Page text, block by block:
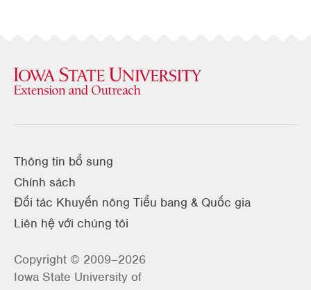
Thông tin bổ sung
Chính sách
Đối tác Khuyến nông Tiểu bang & Quốc gia
Liên hệ với chúng tôi
Copyright © 2009–2026
Iowa State University of